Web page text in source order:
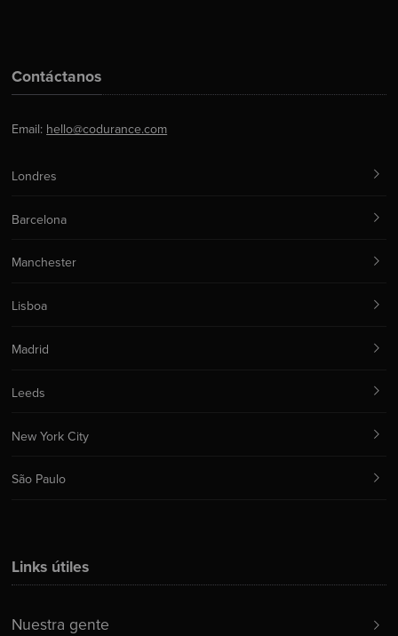
Links útiles
Nuestra gente
Contáctanos
Email: hello@codurance.com
Londres
Barcelona
Manchester
Lisboa
Madrid
Leeds
New York City
São Paulo